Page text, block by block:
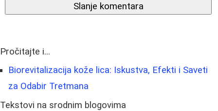
Slanje komentara
Pročitajte i...
Biorevitalizacija kože lica: Iskustva, Efekti i Saveti
za Odabir Tretmana
Tekstovi na srodnim blogovima